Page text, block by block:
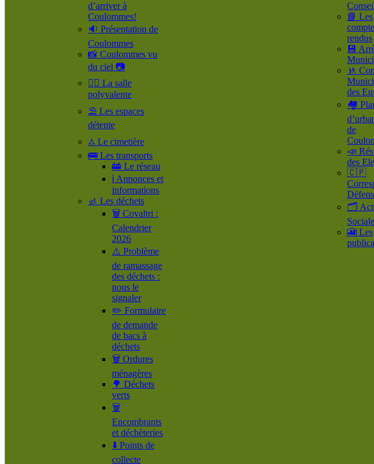
d’arriver à
Coulommes!
🔉 Présentation de
Coulommes
📸 Coulommes vu
du ciel 📷
🤹‍♀️ La salle
polyvalente
⛱️ Les espaces
détente
⛼ Le cimetière
🚌 Les transports
🚋 Le réseau
ℹ️ Annonces et
informations
🚮 Les déchets
🗑️ Covaltri :
Calendrier
2026
⚠️ Problème
de ramassage
des déchets :
nous le
signaler
✏️ Formulaire
de demande
de bacs à
déchets
🗑️ Ordures
ménagères
🌳 Déchets
verts
🗑️
Encombrants
et déchèteries
⬇️ Points de
collecte
📘 Les
rendus
💾
🚸
des
🏘️
de
📣
des
🇨🇵
🗂️
🎦 Les